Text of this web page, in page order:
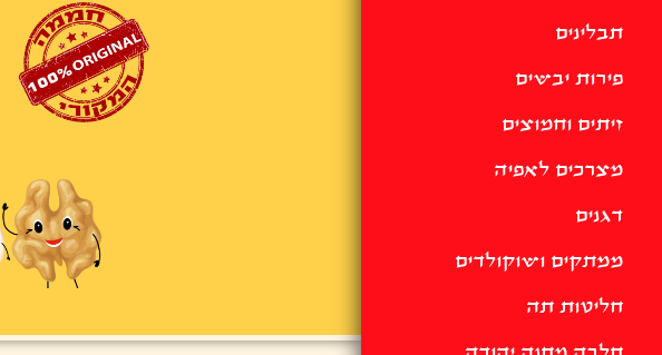
תבלינים
פירות יבשים
זיתים וחמוצים
מצרכים לאפיה
דגנים
ממתקים ושוקולדים
חליטות תה